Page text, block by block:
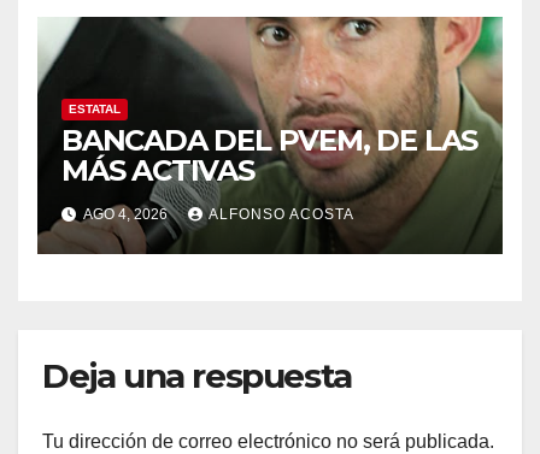
ESTATAL
BANCADA DEL PVEM, DE LAS
MÁS ACTIVAS
AGO 4, 2026 ALFONSO ACOSTA
Deja una respuesta
Tu dirección de correo electrónico no será publicada.